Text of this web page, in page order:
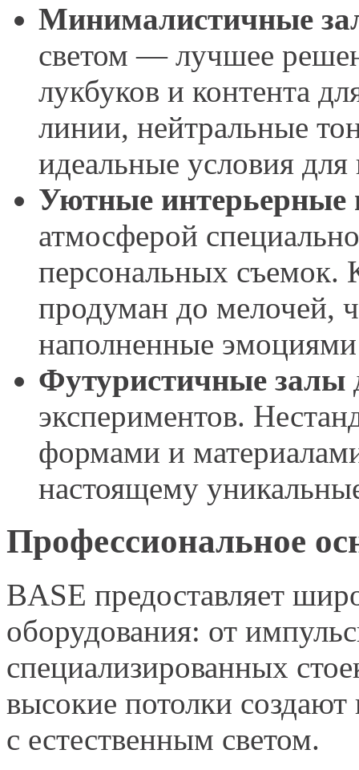
Минималистичные
светом — лучшее
лукбуков и контента
линии, нейтральные
идеальные условия
Уютные интерьерные
атмосферой
персональных съемок.
продуман до мелочей,
наполненные
Футуристичные залы
экспериментов.
формами и
настоящему
Профессиональное
BASE предоставляет
оборудования: от
специализированных
высокие потолки
с естественным светом.